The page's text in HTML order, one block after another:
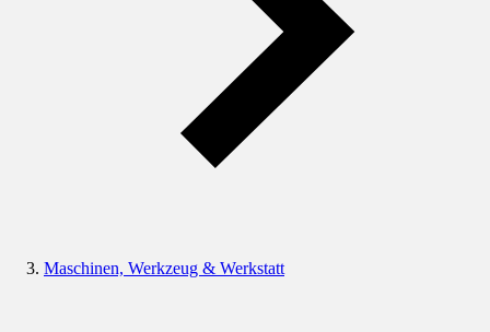
Maschinen, Werkzeug & Werkstatt